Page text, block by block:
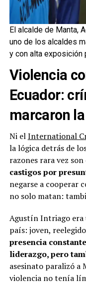
El alcalde de Manta,
uno de los alcaldes
y con alta exposición
Violencia
Ecuador:
marcaron
Ni elInternational
la lógica detrás de
razones rara vez
castigos por
negarse a cooperar
no solo matan:
Agustín Intriago era
país: joven,
presencia
liderazgo, pero
asesinato paralizó a
violencia no tenía